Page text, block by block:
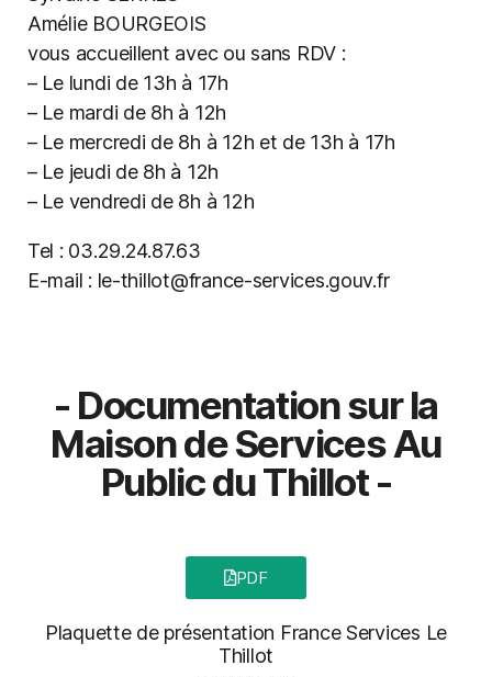
Amélie BOURGEOIS
vous accueillent avec ou sans RDV :
– Le lundi de 13h à 17h
– Le mardi de 8h à 12h
– Le mercredi de 8h à 12h et de 13h à 17h
– Le jeudi de 8h à 12h
– Le vendredi de 8h à 12h
Tel : 03.29.24.87.63
E-mail : le-thillot@france-services.gouv.fr
- Documentation sur la
Maison de Services Au
Public du Thillot -
PDF
Plaquette de présentation France Services Le
Thillot